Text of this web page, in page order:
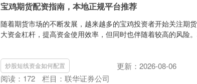
宝鸡期货配资指南，本地正规平台推荐
随着期货市场的不断发展，越来越多的宝鸡投资者开始关注期
大资金杠杆，提高资金使用效率，但同时也伴随着较高的风险
炒股短线资金如何配置 更新：2026-08-06
阅读： 172 栏目： 联华证券公司